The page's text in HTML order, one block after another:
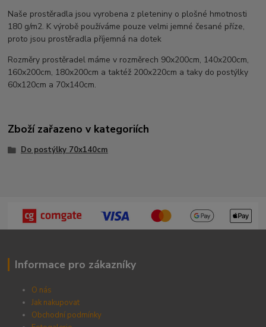
Naše prostěradla jsou vyrobena z pleteniny o plošné hmotnosti
180 g/m2. K výrobě používáme pouze velmi jemné česané příze,
proto jsou prostěradla příjemná na dotek
Rozměry prostěradel máme v rozměrech 90x200cm, 140x200cm,
160x200cm, 180x200cm a taktéž 200x220cm a taky do postýlky
60x120cm a 70x140cm.
Zboží zařazeno v kategoriích
Do postýlky 70x140cm
Informace pro zákazníky
O nás
Jak nakupovat
Obchodní podmínky